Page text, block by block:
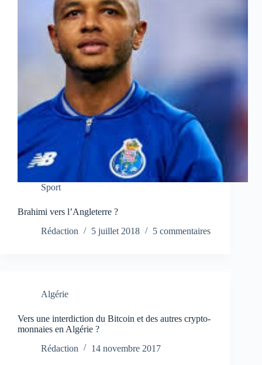
Sport
Brahimi vers l’Angleterre ?
Rédaction
5 juillet 2018 5 commentaires
Algérie
Vers une interdiction du Bitcoin et des autres crypto-
monnaies en Algérie ?
Rédaction
14 novembre 2017